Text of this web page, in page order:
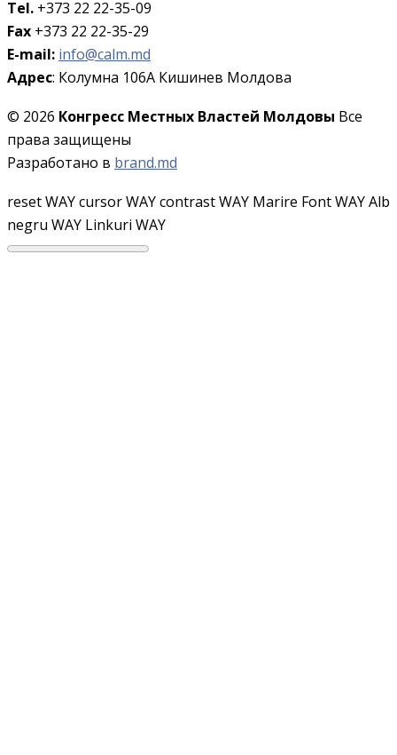
Tel. +373 22 22-35-09
Fax +373 22 22-35-29
E-mail: info@calm.md
Адрес: Колумна 106A Кишинев Молдова
© 2026 Конгресс Местных Властей Молдовы Все
права защищены
Разработано в brand.md
reset WAYcursor WAYcontrast WAY Marire Font WAYAlb
negru WAY Linkuri WAY